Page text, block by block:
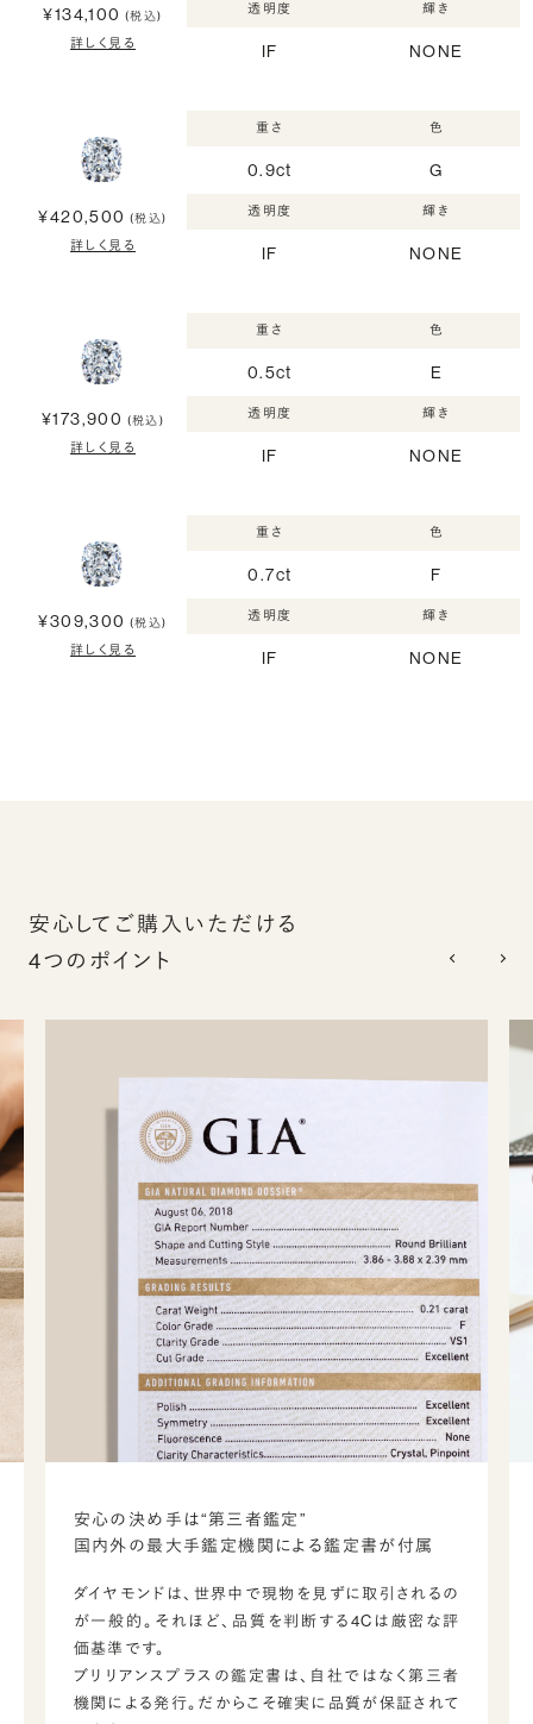
¥134,100 (税込)
詳しく見る
透明度
IF
輝き
NONE
¥420,500 (税込)
詳しく見る
重さ
0.9ct
色
G
透明度
IF
輝き
NONE
¥173,900 (税込)
詳しく見る
重さ
0.5ct
色
E
透明度
IF
輝き
NONE
¥309,300 (税込)
詳しく見る
重さ
0.7ct
色
F
透明度
IF
輝き
NONE
安心してご購入いただける
4つのポイント
安心の決め手は“第三者鑑定”
国内外の最大手鑑定機関による鑑定書が付属
ダイヤモンドは、世界中で現物を見ずに取引されるの
が一般的。それほど、品質を判断する4Cは厳密な評
価基準です。
ブリリアンスプラスの鑑定書は、自社ではなく第三者
機関による発行。だからこそ確実に品質が保証されて